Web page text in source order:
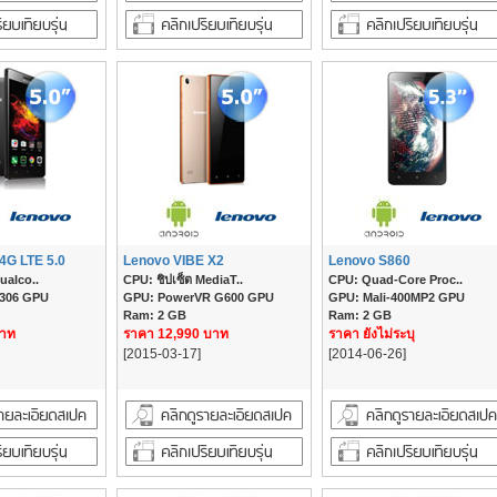
LTE 5.0
GPU
ท
Lenovo VIBE X2
CPU: ชิปเซ็ต MediaT..
GPU: PowerVR G600 GPU
Ram: 2 GB
ราคา 12,990 บาท
[2015-03-17]
Lenovo S860
CPU: Quad-Core Proc..
GPU: Mali-400MP2 GPU
Ram: 2 GB
ราคา ยังไม่ระบุ
[2014-06-26]